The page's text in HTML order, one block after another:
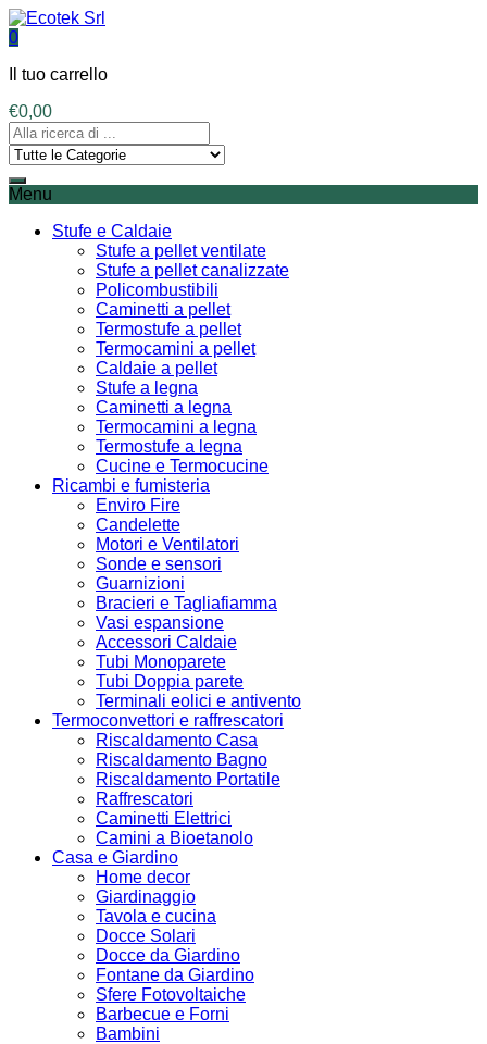
0
Il tuo carrello
€0,00
Menu
Stufe e Caldaie
Stufe a pellet ventilate
Stufe a pellet canalizzate
Policombustibili
Caminetti a pellet
Termostufe a pellet
Termocamini a pellet
Caldaie a pellet
Stufe a legna
Caminetti a legna
Termocamini a legna
Termostufe a legna
Cucine e Termocucine
Ricambi e fumisteria
Enviro Fire
Candelette
Motori e Ventilatori
Sonde e sensori
Guarnizioni
Bracieri e Tagliafiamma
Vasi espansione
Accessori Caldaie
Tubi Monoparete
Tubi Doppia parete
Terminali eolici e antivento
Termoconvettori e raffrescatori
Riscaldamento Casa
Riscaldamento Bagno
Riscaldamento Portatile
Raffrescatori
Caminetti Elettrici
Camini a Bioetanolo
Casa e Giardino
Home decor
Giardinaggio
Tavola e cucina
Docce Solari
Docce da Giardino
Fontane da Giardino
Sfere Fotovoltaiche
Barbecue e Forni
Bambini